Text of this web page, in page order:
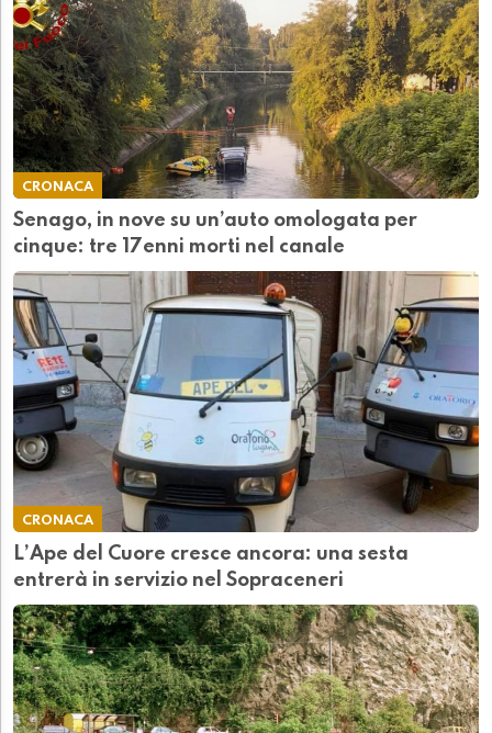
CRONACA
Senago, in nove su un’auto omologata per
cinque: tre 17enni morti nel canale
CRONACA
L’Ape del Cuore cresce ancora: una sesta
entrerà in servizio nel Sopraceneri